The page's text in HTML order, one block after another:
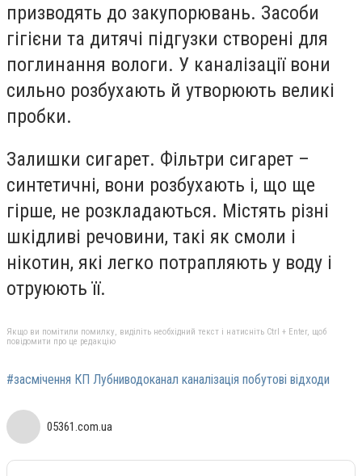
призводять до закупорювань. Засоби
гігієни та дитячі підгузки створені для
поглинання вологи. У каналізації вони
сильно розбухають й утворюють великі
пробки.
Залишки сигарет. Фільтри сигарет –
синтетичні, вони розбухають і, що ще
гірше, не розкладаються. Містять різні
шкідливі речовини, такі як смоли і
нікотин, які легко потрапляють у воду і
отруюють її.
Якщо ви помітили помилку, виділіть необхідний текст і натисніть Ctrl + Enter, щоб
повідомити про це редакцію
#засмічення КП Лубниводоканал каналізація побутові відходи
05361.com.ua